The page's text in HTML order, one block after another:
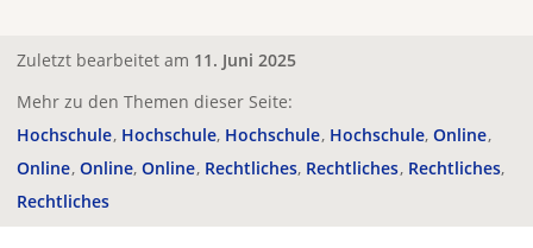
Zuletzt bearbeitet am 11. Juni 2025
Mehr zu den Themen dieser Seite:
Hochschule Hochschule Hochschule Hochschule Online
Online Online Online Rechtliches Rechtliches Rechtliches
Rechtliches